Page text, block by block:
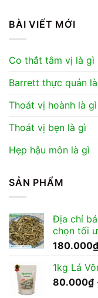
BÀI VIẾT MỚI
Co thắt tâm vị là gì
Barrett thực quản
Thoát vị hoành là gì
Thoát vị bẹn là gì
Hẹp hậu môn là gì
SẢN PHẨM
Địa chỉ
chọn tối
180.000₫
1kg Lá
80.000₫